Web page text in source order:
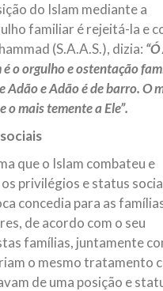
do Islam mediante a
familiar é rejeitá-la e
(S.A.A.S.), dizia:
é o orgulho e ostentação
Adão e Adão é de barro. O
o mais temente a Ele”.
que o Islam combateu e
privilégios e status
concedia para as
de acordo com o seu
famílias, juntamente
o mesmo tratamento
de uma posição e